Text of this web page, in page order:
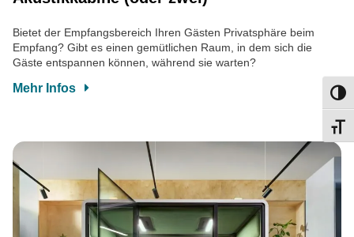
Bietet der Empfangsbereich Ihren Gästen Privatsphäre beim
Empfang? Gibt es einen gemütlichen Raum, in dem sich die
Gäste entspannen können, während sie warten?
Mehr Infos